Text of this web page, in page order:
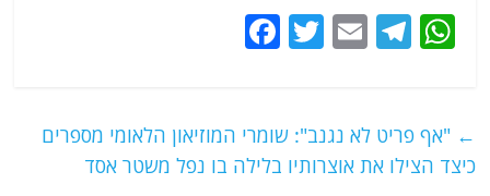
W
s
A
T
g
ra
E
l
T
er
e
b
← "אף פריט לא נגנב": שומרי המוזיאון הלאומי מספרים
כיצד הצילו את אוצרותיו בלילה בו נפל משטר אסד